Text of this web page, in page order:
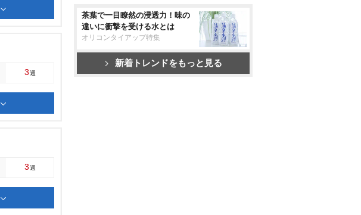
3週
3週
茶葉で一目瞭然の浸透力！味の
違いに衝撃を受ける水とは
オリコンタイアップ特集
新着トレンドをもっと見る